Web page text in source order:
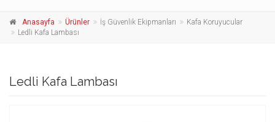
Anasayfa Ürünler İş Güvenlik Ekipmanları
Kafa Koruyucular
Ledli Kafa Lambası
Ledli Kafa Lambası